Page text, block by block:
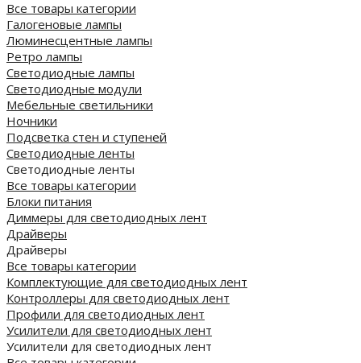
Все товары категории
Галогеновые лампы
Люминесцентные лампы
Ретро лампы
Светодиодные лампы
Светодиодные модули
Мебельные светильники
Ночники
Подсветка стен и ступеней
Светодиодные ленты
Светодиодные ленты
Все товары категории
Блоки питания
Диммеры для светодиодных лент
Драйверы
Драйверы
Все товары категории
Комплектующие для светодиодных лент
Контроллеры для светодиодных лент
Профили для светодиодных лент
Усилители для светодиодных лент
Усилители для светодиодных лент